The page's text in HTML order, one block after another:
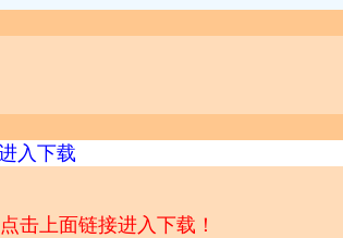
入下载
击上面链接进入下载！